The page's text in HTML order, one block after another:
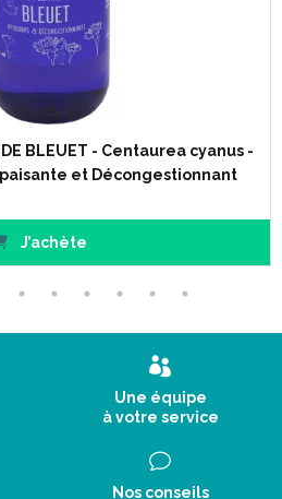
DE BLEUET - Centaurea cyanus -
et Décongestionnant
J’achète
Une équipe
à votre service
Nos conseils